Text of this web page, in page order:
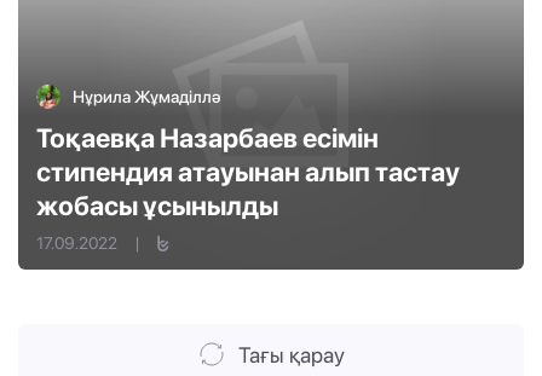
Нұрила Жұмаділлә
Тоқаевқа Назарбаев есімін
стипендия атауынан алып тастау
жобасы ұсынылды
17.09.2022 |
Тағы қарау